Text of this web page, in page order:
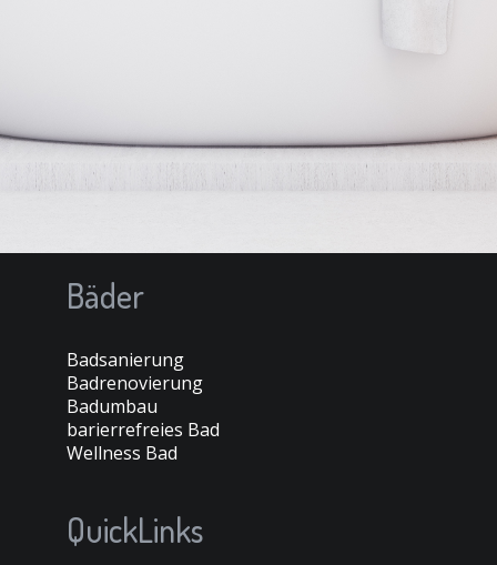
Bäder
Badsanierung
Badrenovierung
Badumbau
barierrefreies Bad
Wellness Bad
QuickLinks